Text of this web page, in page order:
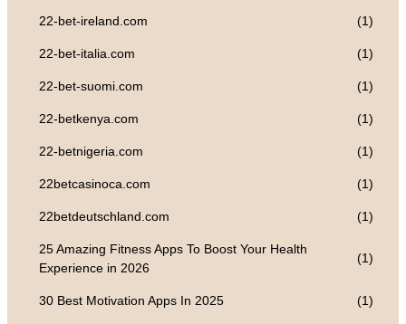
22-bet-ireland.com (1)
22-bet-italia.com (1)
22-bet-suomi.com (1)
22-betkenya.com (1)
22-betnigeria.com (1)
22betcasinoca.com (1)
22betdeutschland.com (1)
25 Amazing Fitness Apps To Boost Your Health
Experience in 2026
(1)
30 Best Motivation Apps In 2025 (1)